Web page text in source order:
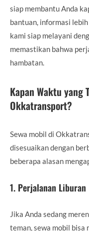
siap membantu Anda
bantuan, informasi
kami siap melayani
memastikan bahwa
hambatan.
Kapan Waktu yang
Okkatransport?
Sewa mobil di
disesuaikan dengan
beberapa alasan
1. Perjalanan Liburan
Jika Anda sedang
teman, sewa mobil bisa